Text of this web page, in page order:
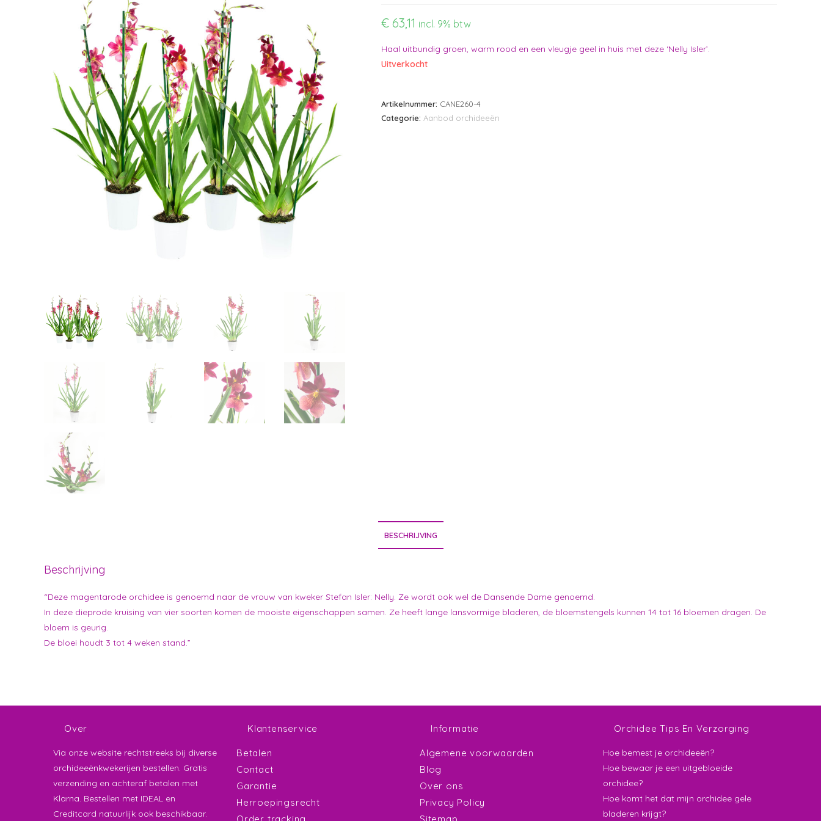
€ 63,11 incl. 9% btw
Haal uitbundig groen, warm rood en een vleugje geel in huis met deze ‘Nelly Isler’.
Uitverkocht
Artikelnummer: CANE260-4
Categorie: Aanbod orchideeën
BESCHRIJVING
Beschrijving
“Deze magentarode orchidee is genoemd naar de vrouw van kweker Stefan Isler: Nelly. Ze wordt ook wel de Dansende Dame genoemd.
In deze dieprode kruising van vier soorten komen de mooiste eigenschappen samen. Ze heeft lange lansvormige bladeren, de bloemstengels kunnen 14 tot 16 bloemen dragen. De
bloem is geurig.
De bloei houdt 3 tot 4 weken stand.”
Over
Via onze website rechtstreeks bij diverse
orchideeënkwekerijen bestellen. Gratis
verzending en achteraf betalen met
Klarna. Bestellen met IDEAL en
Creditcard natuurlijk ook beschikbaar.
Klantenservice
Betalen
Contact
Garantie
Herroepingsrecht
Informatie
Algemene voorwaarden
Blog
Over ons
Privacy Policy
Orchidee Tips En Verzorging
Hoe bemest je orchideeën?
Hoe bewaar je een uitgebloeide
orchidee?
Hoe komt het dat mijn orchidee gele
bladeren krijgt?